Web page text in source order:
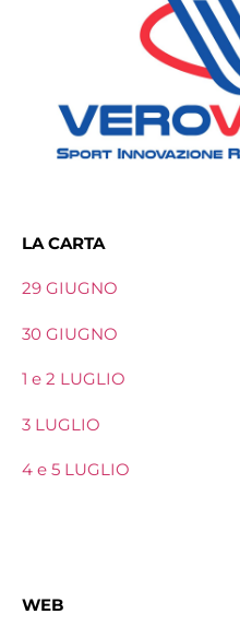
LA CARTA
29 GIUGNO
30 GIUGNO
1 e 2 LUGLIO
3 LUGLIO
4 e 5 LUGLIO
WEB